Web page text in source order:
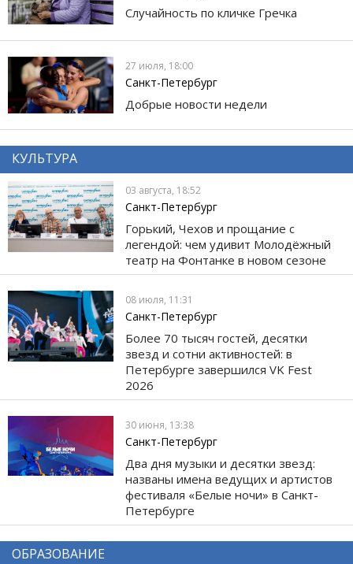
Случайность по кличке Гречка
27 июля, 18:00
Санкт-Петербург
Добрые новости недели
КУЛЬТУРА
03 августа, 18:52
Санкт-Петербург
Горький, Чехов и прощание с
легендой: чем удивит Молодёжный
театр на Фонтанке в новом сезоне
08 июля, 11:31
Санкт-Петербург
Более 70 тысяч гостей, десятки
звезд и сотни активностей: в
Петербурге завершился VK Fest
2026
30 июня, 13:38
Санкт-Петербург
Два дня музыки и десятки звезд:
названы имена ведущих и артистов
фестиваля «Белые ночи» в Санкт-
Петербурге
ОБРАЗОВАНИЕ